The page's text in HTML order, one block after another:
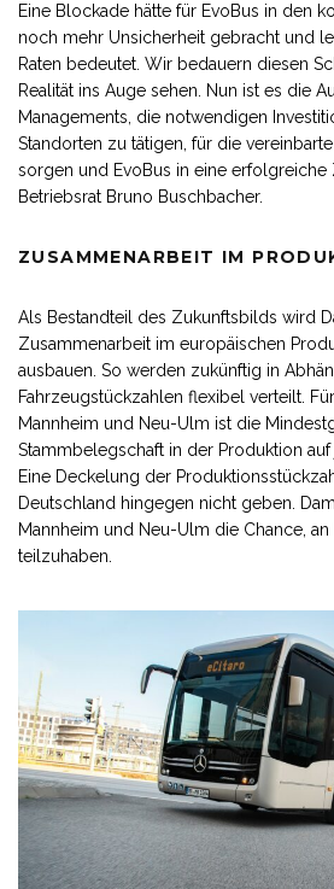
Eine Blockade hätte für EvoBus in den
noch mehr Unsicherheit gebracht und
Raten bedeutet. Wir bedauern diesen
Realität ins Auge sehen. Nun ist es die
Managements, die notwendigen
Standorten zu tätigen, für die
sorgen und EvoBus in eine erfolgreiche
Betriebsrat Bruno Buschbacher.
ZUSAMMENARBEIT IM
Als Bestandteil des Zukunftsbilds wird
Zusammenarbeit im europäischen
ausbauen. So werden zukünftig in
Fahrzeugstückzahlen flexibel verteilt.
Mannheim und Neu-Ulm ist die
Stammbelegschaft in der Produktion
Eine Deckelung der
Deutschland hingegen nicht geben.
Mannheim und Neu-Ulm die Chance,
teilzuhaben.